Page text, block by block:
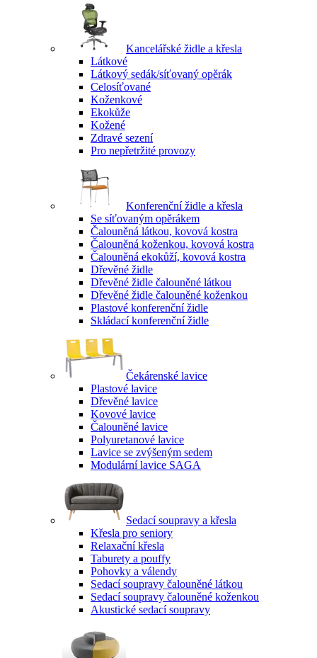
Kancelářské židle a křesla
Látkové
Látkový sedák/síťovaný opěrák
Celosíťované
Koženkové
Ekokůže
Kožené
Zdravé sezení
Pro nepřetržité provozy
Konferenční židle a křesla
Se síťovaným opěrákem
Čalouněná látkou, kovová kostra
Čalouněná koženkou, kovová kostra
Čalouněná ekokůží, kovová kostra
Dřevěné židle
Dřevěné židle čalouněné látkou
Dřevěné židle čalouněné koženkou
Plastové konferenční židle
Skládací konferenční židle
Čekárenské lavice
Plastové lavice
Dřevěné lavice
Kovové lavice
Čalouněné lavice
Polyuretanové lavice
Lavice se zvýšeným sedem
Modulární lavice SAGA
Sedací soupravy a křesla
Křesla pro seniory
Relaxační křesla
Taburety a pouffy
Pohovky a válendy
Sedací soupravy čalouněné látkou
Sedací soupravy čalouněné koženkou
Akustické sedací soupravy